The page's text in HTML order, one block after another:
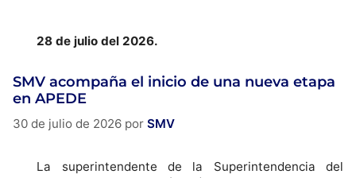
28 de julio del 2026.
SMV acompaña el inicio de una nueva etapa
en APEDE
30 de julio de 2026 por SMV
La superintendente de la Superintendencia del